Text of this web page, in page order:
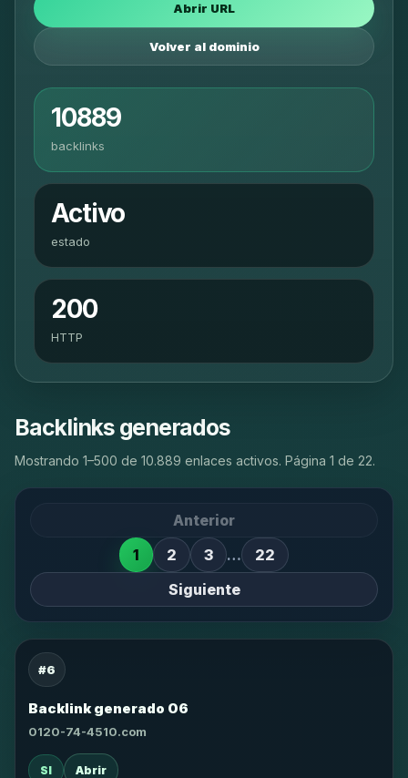
Abrir URL
Volver al dominio
10889
backlinks
Activo
estado
200
HTTP
Backlinks generados
Mostrando 1–500 de 10.889 enlaces activos. Página 1 de 22.
Anterior
1
2 3 …
22
Siguiente
#6
Backlink generado 06
0120-74-4510.com
SI Abrir